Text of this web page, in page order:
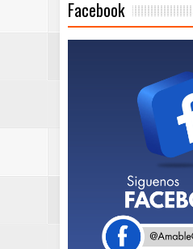
Facebook